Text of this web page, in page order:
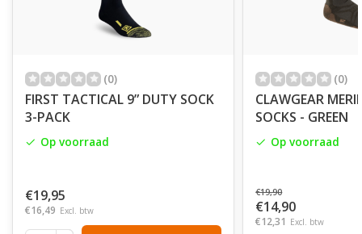
(0)
FIRST TACTICAL 9” DUTY SOCK
3-PACK
Op voorraad
€19,95
€16,49 Excl. btw
(0)
CLAWGEAR
SOCKS - GREEN
Op voorraad
€19,90
€14,90
€12,31 Excl. btw